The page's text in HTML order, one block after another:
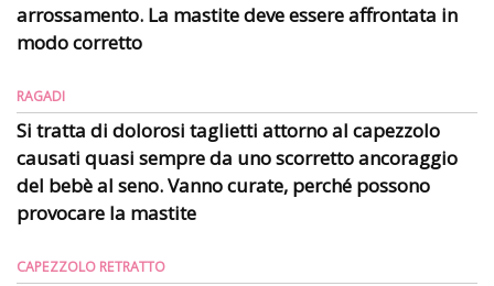
arrossamento. La mastite deve essere affrontata in
modo corretto
RAGADI
Si tratta di dolorosi taglietti attorno al capezzolo
causati quasi sempre da uno scorretto ancoraggio
del bebè al seno. Vanno curate, perché possono
provocare la mastite
CAPEZZOLO RETRATTO